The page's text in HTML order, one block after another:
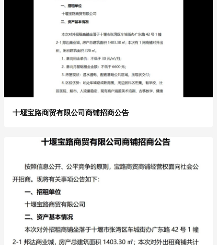
十堰宝路商贸有限公司商铺招商公告